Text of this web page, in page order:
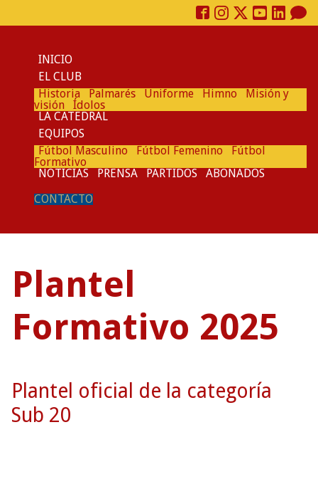
INICIO
EL CLUB
Historia
Palmarés Uniforme Himno
Misión y
visión
Ídolos
LA CATEDRAL
EQUIPOS
Fútbol Masculino
Fútbol Femenino
Fútbol
Formativo
NOTICIAS
PRENSA PARTIDOS
ABONADOS
CONTACTO
Plantel
Formativo 2025
Plantel oficial de la categoría
Sub 20